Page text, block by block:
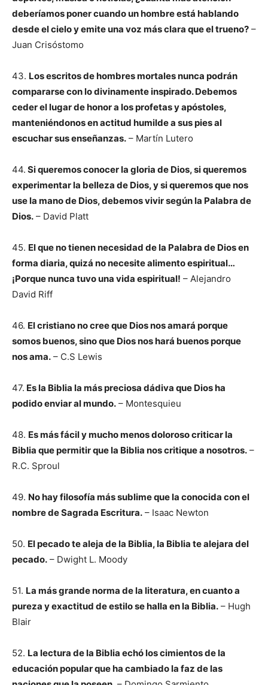
deberíamos poner cuando un hombre está hablando
desde el cielo y emite una voz más clara que el trueno? –
Juan Crisóstomo
43. Los escritos de hombres mortales nunca podrán
compararse con lo divinamente inspirado. Debemos
ceder el lugar de honor a los profetas y apóstoles,
manteniéndonos en actitud humilde a sus pies al
escuchar sus enseñanzas. – Martín Lutero
44. Si queremos conocer la gloria de Dios, si queremos
experimentar la belleza de Dios, y si queremos que nos
use la mano de Dios, debemos vivir según la Palabra de
Dios. – David Platt
45. El que no tienen necesidad de la Palabra de Dios en
forma diaria, quizá no necesite alimento espiritual…
¡Porque nunca tuvo una vida espiritual! – Alejandro
David Riff
46. El cristiano no cree que Dios nos amará porque
somos buenos, sino que Dios nos hará buenos porque
nos ama. – C.S Lewis
47. Es la Biblia la más preciosa dádiva que Dios ha
podido enviar al mundo. – Montesquieu
48. Es más fácil y mucho menos doloroso criticar la
Biblia que permitir que la Biblia nos critique a nosotros. –
R.C. Sproul
49. No hay filosofía más sublime que la conocida con el
nombre de Sagrada Escritura. – Isaac Newton
50. El pecado te aleja de la Biblia, la Biblia te alejara del
pecado. – Dwight L. Moody
51. La más grande norma de la literatura, en cuanto a
pureza y exactitud de estilo se halla en la Biblia. – Hugh
Blair
52. La lectura de la Biblia echó los cimientos de la
educación popular que ha cambiado la faz de las